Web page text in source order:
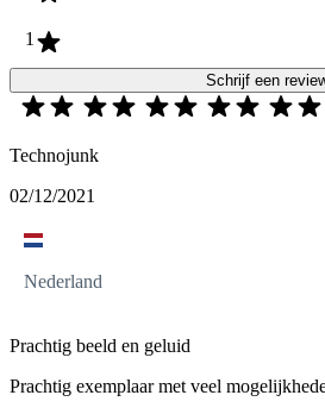
1
Schrijf een
Technojunk
02/12/2021
Nederland
Prachtig beeld en geluid
Prachtig exemplaar met veel